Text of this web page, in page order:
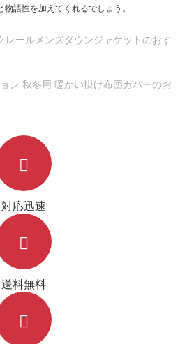
語性を加えてくれるでしょう。
レールメンズダウンジャケットのおす
ン 秋冬用 暖かい掛け布団カバーのお
対応迅速
送料無料